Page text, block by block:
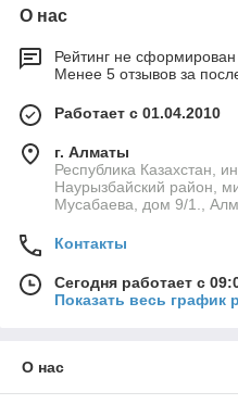
О нас
Рейтинг не сформирован
Менее 5 отзывов за
Работает с 01.04.2010
г. Алматы
Республика Казахстан,
Наурызбайский район,
Мусабаева, дом 9/1.,
Контакты
Сегодня работает с
Показать весь график
О нас